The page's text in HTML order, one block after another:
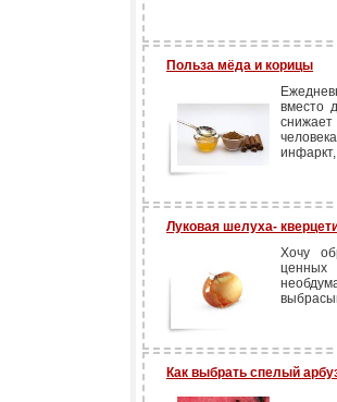
Польза мёда и корицы
вместо
Луковая шелуха-
Хочу
ценных
Как выбрать спелый